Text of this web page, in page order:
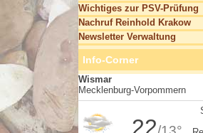
Wichtiges zur PSV-Prüfung
Nachruf Reinhold Krakow
Newsletter Verwaltung
Info-Corner